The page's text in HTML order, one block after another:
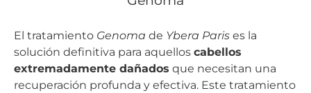
El tratamiento Genoma de Ybera Paris es la
solución definitiva para aquellos cabellos
extremadamente dañados que necesitan una
recuperación profunda y efectiva. Este tratamiento